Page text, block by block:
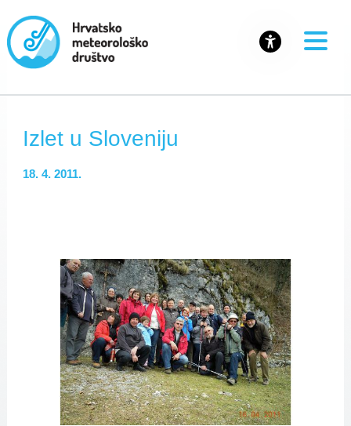
Izlet u Sloveniju
18. 4. 2011.